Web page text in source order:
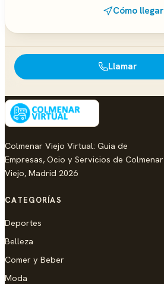
Cómo llegar
Llamar
Colmenar Viejo Virtual: Guia de
Empresas, Ocio y Servicios de Colmenar
Viejo, Madrid 2026
CATEGORÍAS
Deportes
Belleza
Comer y Beber
Moda